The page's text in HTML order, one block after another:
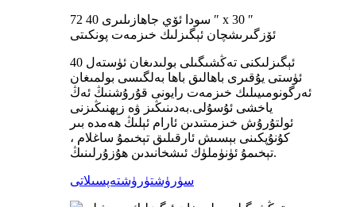
سودا ئۆي جاھازىلىرى 40 72 ″ x 30 ″
ئۆزگىرىشچان ئېگىزلىك خىزمەت پونكىتى
40 ئېگىزلىكنى تەڭشىگىلى بولىدىغان ئۈستەل
ئۈستى يۇقىرى باھالىق باھا بەلگىسى بولمىغان
ئەرگونومىيىلىك خىزمەت رايونى قۇرۇشنىڭ ئەڭ
ياخشى ئۇسۇلى.بەدىنىڭىز ۋە زېھنىڭىزنى
ئولتۇرۇش خىزمىتىدىن ئارام ئېلىڭ ھەمدە بىر
كۇنۇپكىنى بېسىش ئارقىلىق تېخىمۇ ساغلام ،
تېخىمۇ ئۈنۈملۈك ئىشخانىدىن ھۇزۇرلىنىڭ.
سۈرۈشتۈرۈشتەپسىلاتى